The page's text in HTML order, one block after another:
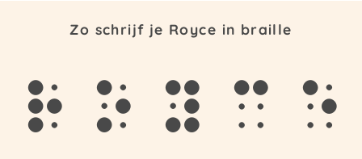
Zo schrijf je Royce in braille
r o y c e